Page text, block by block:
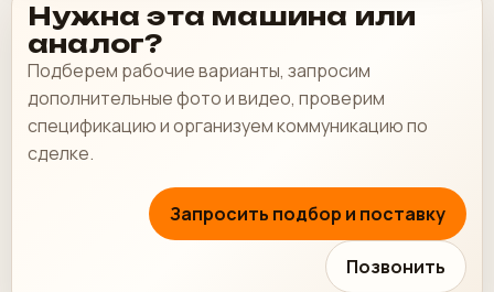
Нужна эта машина или
аналог?
Подберем рабочие варианты, запросим
дополнительные фото и видео, проверим
спецификацию и организуем коммуникацию по
сделке.
Запросить подбор и поставку
Позвонить